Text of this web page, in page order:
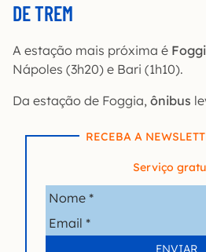
DE TREM
A estação mais próxima é
Nápoles (3h20) e Bari (1h10).
Da estação de Foggia, ônibus
RECEBA A
Serviço